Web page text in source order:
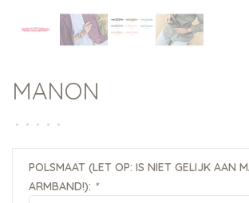
MANON
• • • • •
POLSMAAT (LET OP: IS NIET GELIJK AAN
ARMBAND!): *